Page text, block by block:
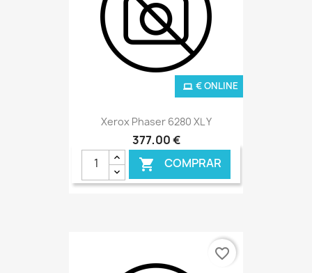
Xerox Phaser 6280 XL Y
377,00 €
 COMPRAR
€ ONLINE
favorite_border